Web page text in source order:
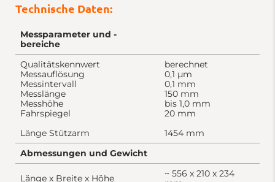
Technische Daten:
Messparameter und -
bereiche
Qualitätskennwert
Messauflösung
Messintervall
Messlänge
Messhöhe
Fahrspiegel
Länge Stützarm
berechnet
0,1 µm
0,1 mm
150 mm
bis 1,0 mm
20 mm
1454 mm
Abmessungen und Gewicht
Länge x Breite x Höhe
~ 556 x 210 x 234